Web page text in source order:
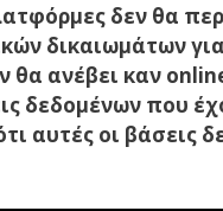
δεν θα
δικαιωμάτων
θα ανέβει καν
δεδομένων που
αυτές οι βάσεις